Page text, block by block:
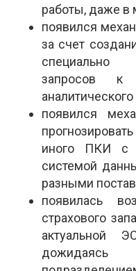
работы, даже в
появился
за счет
специально
запросов к
появился
иного ПКИ с
системой
разными
появилась
страхового
актуальной
дожидаясь